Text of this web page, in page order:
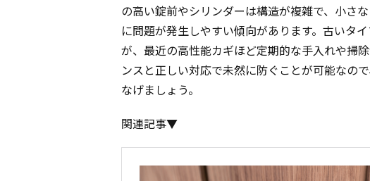
の高い錠前やシリンダーは構造が複雑で、小さ
に問題が発生しやすい傾向があります。古いタ
が、最近の高性能カギほど定期的な手入れや掃
ンスと正しい対応で未然に防ぐことが可能なの
なげましょう。
関連記事▼